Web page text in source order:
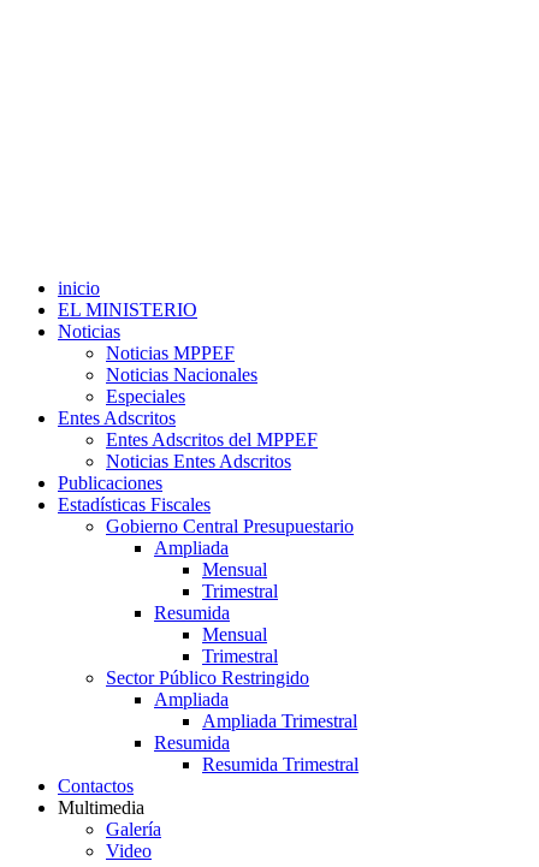
inicio
EL MINISTERIO
Noticias
Noticias MPPEF
Noticias Nacionales
Especiales
Entes Adscritos
Entes Adscritos del MPPEF
Noticias Entes Adscritos
Publicaciones
Estadísticas Fiscales
Gobierno Central Presupuestario
Ampliada
Mensual
Trimestral
Resumida
Mensual
Trimestral
Sector Público Restringido
Ampliada
Ampliada Trimestral
Resumida
Resumida Trimestral
Contactos
Multimedia
Galería
Video